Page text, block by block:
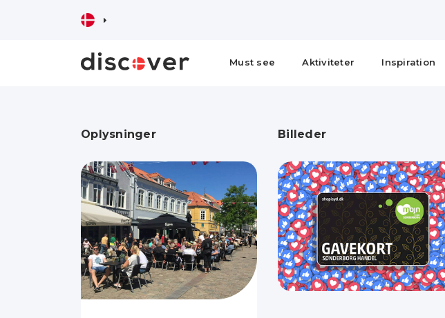
Must see Aktiviteter Inspiration
Oplysninger Billeder